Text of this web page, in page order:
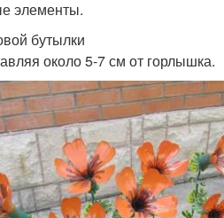
элементы.
бутылки
около 5-7 см от горлышка.